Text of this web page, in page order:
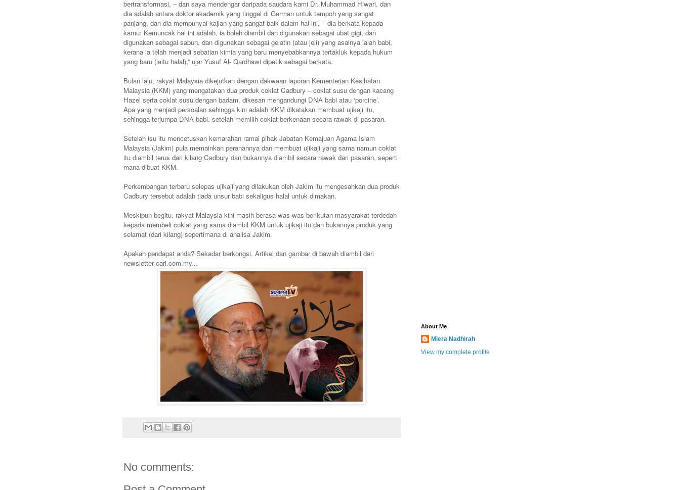
bertransformasi, – dan saya mendengar daripada saudara kami Dr. Muhammad Hiwari, dan
dia adalah antara doktor akademik yang tinggal di German untuk tempoh yang sangat
panjang, dan dia mempunyai kajian yang sangat baik dalam hal ini, – dia berkata kepada
kamu: Kemuncak hal ini adalah, ia boleh diambil dan digunakan sebagai ubat gigi, dan
digunakan sebagai sabun, dan digunakan sebagai gelatin (atau jeli) yang asalnya ialah babi,
kerana ia telah menjadi sebatian kimia yang baru menyebabkannya tertakluk kepada hukum
yang baru (iaitu halal),” ujar Yusuf Al- Qardhawi dipetik sebagai berkata.
Bulan lalu, rakyat Malaysia dikejutkan dengan dakwaan laporan Kementerian Kesihatan
Malaysia (KKM) yang mengatakan dua produk coklat Cadbury – coklat susu dengan kacang
Hazel serta coklat susu dengan badam, dikesan mengandungi DNA babi atau ‘porcine’.
Apa yang menjadi persoalan sehingga kini adalah KKM dikatakan membuat ujikaji itu,
sehingga terjumpa DNA babi, setelah memilih coklat berkenaan secara rawak di pasaran.
Setelah isu itu mencetuskan kemarahan ramai pihak Jabatan Kemajuan Agama Islam
Malaysia (Jakim) pula memainkan peranannya dan membuat ujikaji yang sama namun coklat
itu diambil terus dari kilang Cadbury dan bukannya diambil secara rawak dari pasaran, seperti
mana dibuat KKM.
Perkembangan terbaru selepas ujikaji yang dilakukan oleh Jakim itu mengesahkan dua produk
Cadbury tersebut adalah tiada unsur babi sekaligus halal untuk dimakan.
Meskipun begitu, rakyat Malaysia kini masih berasa was-was berikutan masyarakat terdedah
kepada membeli coklat yang sama diambil KKM untuk ujikaji itu dan bukannya produk yang
selamat (dari kilang) sepertimana di analisa Jakim.
Apakah pendapat anda? Sekadar berkongsi. Artikel dan gambar di bawah diambil dari
newsletter cari.com.my...
No comments:
About Me
Miera Nadhirah
View my complete profile